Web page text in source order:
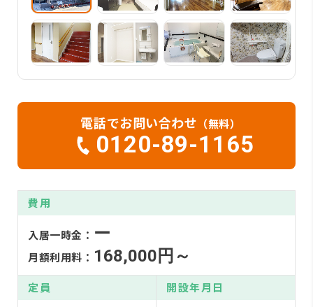
電話でお問い合わせ （無料）
0120-89-1165
費用
入居一時金： ー
月額利用料： 168,000円～
定員
開設年月日